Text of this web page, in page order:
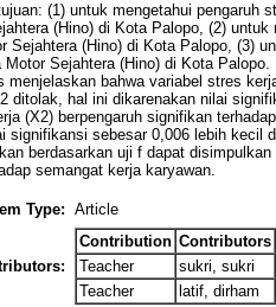
(1) untuk mengetahui pengaruh
(Hino) di Kota Palopo, (2)
Sejahtera (Hino) di Kota Palopo, (3)
Motor Sejahtera (Hino) di Kota
menjelaskan bahwa variabel stres
ditolak, hal ini dikarenakan nilai
(X2) berpengaruh signifikan
signifikansi sebesar 0,006 lebih
berdasarkan uji f dapat
semangat kerja karyawan.
Type: Article
Contribution Contributors
Teacher
sukri, sukri
Teacher
latif, dirham